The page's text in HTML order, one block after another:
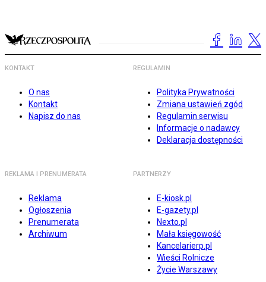
KONTAKT
O nas
Kontakt
Napisz do nas
REGULAMIN
Polityka Prywatności
Zmiana ustawień zgód
Regulamin serwisu
Informacje o nadawcy
Deklaracja dostępności
REKLAMA I PRENUMERATA
Reklama
Ogłoszenia
Prenumerata
Archiwum
PARTNERZY
E-kiosk.pl
E-gazety.pl
Nexto.pl
Mała księgowość
Kancelarierp.pl
Wieści Rolnicze
Życie Warszawy